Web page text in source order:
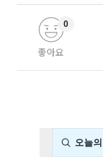
좋아요
0